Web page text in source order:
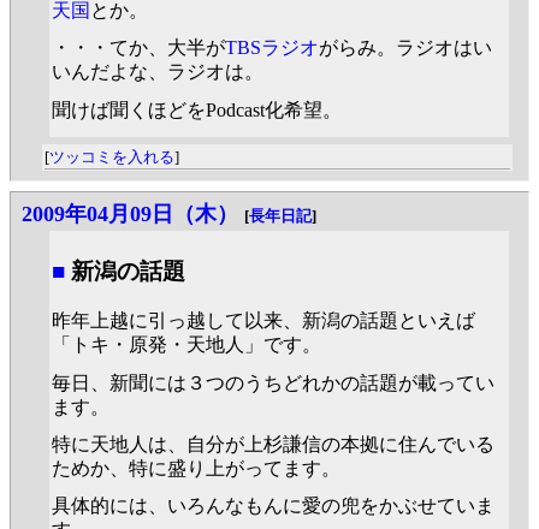
天国 とか。
・・・てか、大半がTBSラジオがらみ。ラジオはい
いんだよな、ラジオは。
聞けば聞くほどをPodcast化希望。
[ツッコミを入れる]
2009年04月09日（木） [長年日記]
■ 新潟の話題
昨年上越に引っ越して以来、新潟の話題といえば
「トキ・原発・天地人」です。
毎日、新聞には３つのうちどれかの話題が載ってい
ます。
特に天地人は、自分が上杉謙信の本拠に住んでいる
ためか、特に盛り上がってます。
具体的には、いろんなもんに愛の兜をかぶせていま